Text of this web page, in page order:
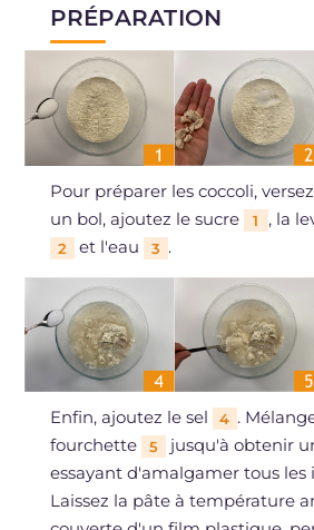
PRÉPARATION
Pour préparer les coccoli,
un bol, ajoutez le sucre
1 , la
2 et l'eau 3 .
Enfin, ajoutez le sel 4 .
fourchette
5
jusqu'à obtenir
essayant d'amalgamer tous les
Laissez la pâte à température